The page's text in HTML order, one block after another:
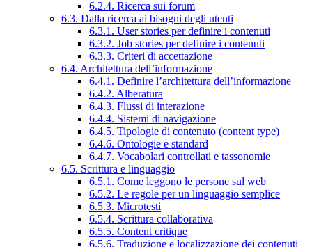
6.2.4. Ricerca sui forum
6.3. Dalla ricerca ai bisogni degli utenti
6.3.1. User stories per definire i contenuti
6.3.2. Job stories per definire i contenuti
6.3.3. Criteri di accettazione
6.4. Architettura dell’informazione
6.4.1. Definire l’architettura dell’informazione
6.4.2. Alberatura
6.4.3. Flussi di interazione
6.4.4. Sistemi di navigazione
6.4.5. Tipologie di contenuto (content type)
6.4.6. Ontologie e standard
6.4.7. Vocabolari controllati e tassonomie
6.5. Scrittura e linguaggio
6.5.1. Come leggono le persone sul web
6.5.2. Le regole per un linguaggio semplice
6.5.3. Microtesti
6.5.4. Scrittura collaborativa
6.5.5. Content critique
6.5.6. Traduzione e localizzazione dei contenuti